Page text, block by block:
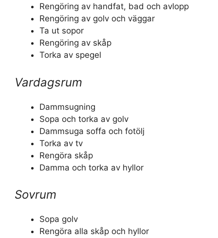
Rengöring av handfat, bad och avlopp
Rengöring av golv och väggar
Ta ut sopor
Rengöring av skåp
Torka av spegel
Vardagsrum
Dammsugning
Sopa och torka av golv
Dammsuga soffa och fotölj
Torka av tv
Rengöra skåp
Damma och torka av hyllor
Sovrum
Sopa golv
Rengöra alla skåp och hyllor